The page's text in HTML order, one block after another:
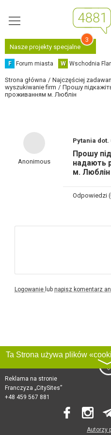
Nasze projekty specjalne
3
F Forum miasta W Wschodnia
Strona główna Najczęściej
wyszukiwanie firm
Прошу
проживанням м. Люблін
Anonimous
Pytania dot.
Прошу
надають
м. Люблін
Odpowiedzi
Logowanie lub napisz komentarz
Reklama na stronie
Franczyza „CitySites”
+48 459 567 881
Autorzy